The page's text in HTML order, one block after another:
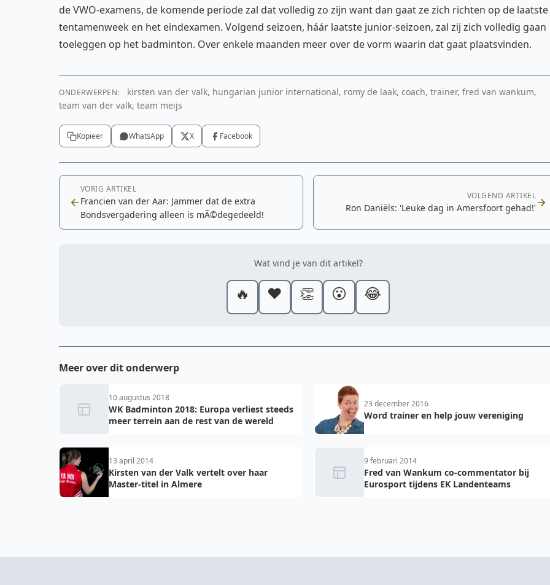
de VWO-examens, de komende periode zal dat volledig zo zijn want dan gaat ze zich richten op de laatste
tentamenweek en het eindexamen. Volgend seizoen, háár laatste junior-seizoen, zal zij zich volledig gaan
toeleggen op het badminton. Over enkele maanden meer over de vorm waarin dat gaat plaatsvinden.
ONDERWERPEN:
kirsten van der valk, hungarian junior international, romy de laak, coach, trainer, fred van wankum,
team van der valk, team meijs
Kopieer WhatsApp X Facebook
VORIG ARTIKEL
Francien van der Aar: Jammer dat de extra
Bondsvergadering alleen is mÃ©degedeeld!
VOLGEND ARTIKEL
Ron Daniëls: 'Leuke dag in Amersfoort gehad!'
Wat vind je van dit artikel?
🔥 ❤️ 👏 😮 😂
Meer over dit onderwerp
10 augustus 2018
WK Badminton 2018: Europa verliest steeds
meer terrein aan de rest van de wereld
23 december 2016
Word trainer en help jouw vereniging
13 april 2014
Kirsten van der Valk vertelt over haar
Master-titel in Almere
9 februari 2014
Fred van Wankum co-commentator bij
Eurosport tijdens EK Landenteams